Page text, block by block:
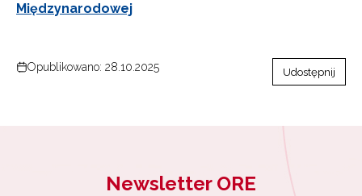
Międzynarodowej
Opublikowano: 28.10.2025 Udostępnij
Newsletter ORE